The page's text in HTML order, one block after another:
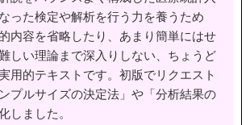
った検定や解析を行う力を養うため
内容を省略したり、あまり簡単にはせ
しい理論まで深入りしない、ちょうど
用的テキストです。初版でリクエスト
プルサイズの決定法」や「分析結果の
しました。